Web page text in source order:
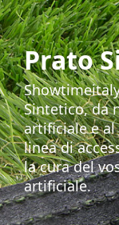
Prato
Sintetico, da
artificiale e
linea di
la cura del
artificiale.